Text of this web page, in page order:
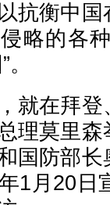
抗衡中
略的各
就在拜
理莫里
国防部
1月20日